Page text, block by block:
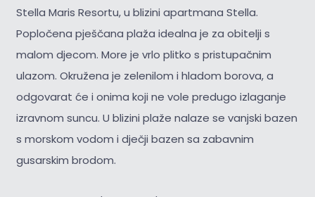
Stella Maris Resortu, u blizini apartmana Stella.
Popločena pješčana plaža idealna je za obitelji s
malom djecom. More je vrlo plitko s pristupačnim
ulazom. Okružena je zelenilom i hladom borova, a
odgovarat će i onima koji ne vole predugo izlaganje
izravnom suncu. U blizini plaže nalaze se vanjski bazen
s morskom vodom i dječji bazen sa zabavnim
gusarskim brodom.